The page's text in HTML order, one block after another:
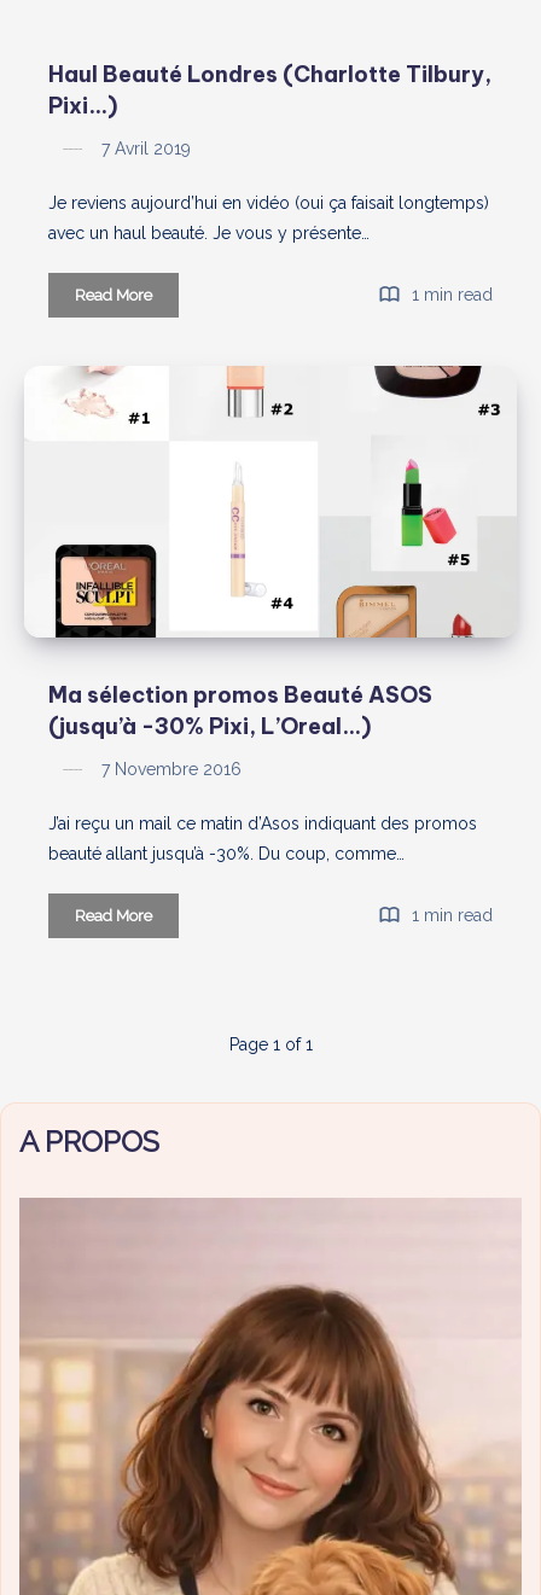
Pixi
Petra
Canon
!
Haul Beauté Londres (Charlotte Tilbury,
Pixi…)
7 Avril 2019
Je reviens aujourd’hui en vidéo (oui ça faisait longtemps)
avec un haul beauté. Je vous y présente…
Read MoreHaul
Beauté
1 min read
Ma sélection promos Beauté ASOS
(jusqu’à -30% Pixi, L’Oreal…)
7 Novembre 2016
J’ai reçu un mail ce matin d’Asos indiquant des promos
beauté allant jusqu’à -30%. Du coup, comme…
Read MoreMa
sélection
Pixi,
L’Oreal…)
1 min read
Page 1 of 1
A PROPOS